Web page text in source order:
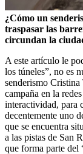
¿Cómo un
traspasar las
circundan la
A este artículo le
los túneles”, no es
senderismo Cristina
campaña en la
interactividad, para
decentemente uno
que se encuentra
a las pistas de San
que forma parte del